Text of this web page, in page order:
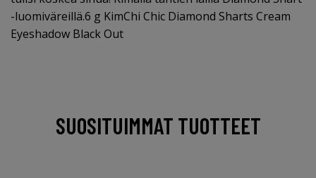
-luomiväreillä.6 g KimChi Chic Diamond Sharts Cream
Eyeshadow Black Out
SUOSITUIMMAT TUOTTEET